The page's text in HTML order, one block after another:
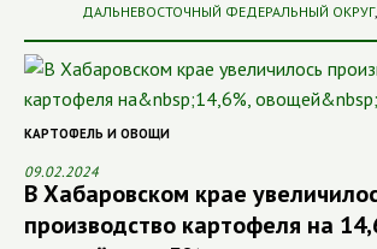
ДАЛЬНЕВОСТОЧНЫЙ ФЕДЕРАЛЬНЫЙ ОКРУГ,
КАРТОФЕЛЬ И ОВОЩИ
09.02.2024
В Хабаровском крае
производство картофеля на